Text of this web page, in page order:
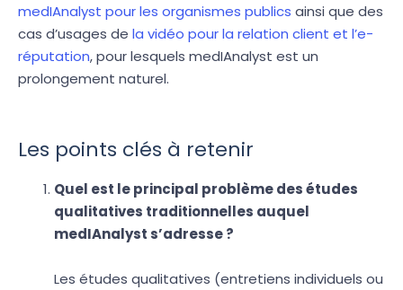
medIAnalyst pour les organismes publics ainsi que des
cas d’usages de la vidéo pour la relation client et l’e-
réputation, pour lesquels medIAnalyst est un
prolongement naturel.
Les points clés à retenir
Quel est le principal problème des études
qualitatives traditionnelles auquel
medIAnalyst s’adresse ?
Les études qualitatives (entretiens individuels ou